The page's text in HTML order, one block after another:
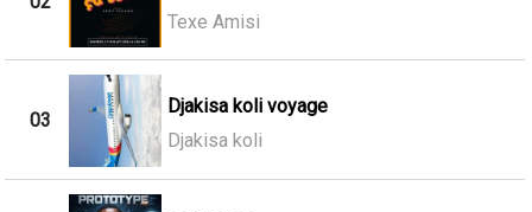
Texe Amisi
03
Djakisa koli voyage
Djakisa koli